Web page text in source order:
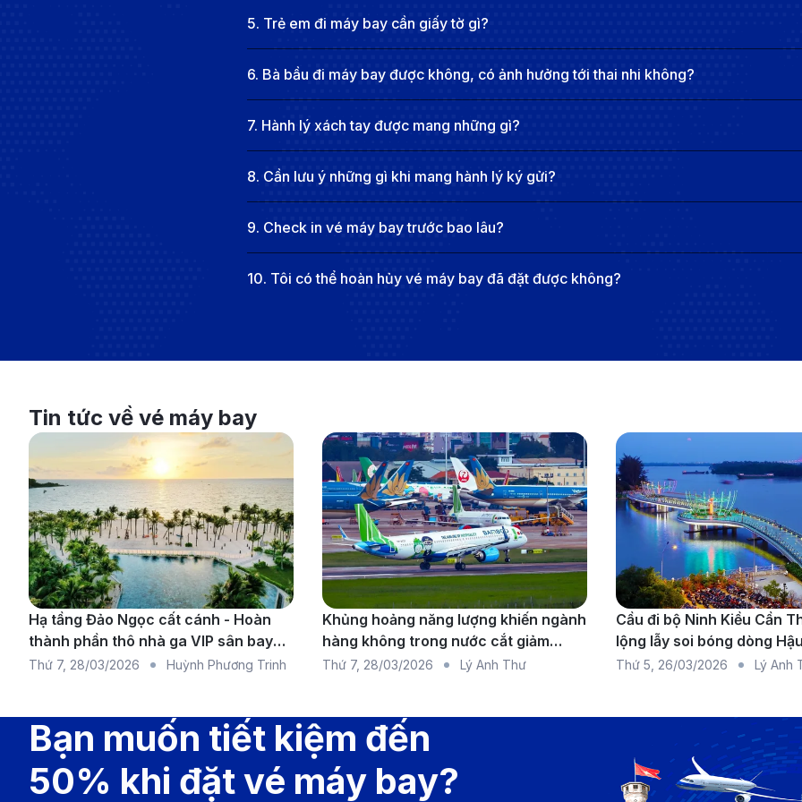
Du khách đến Memphis có thể tham gia nhiều hoạt động thú vị như đi thuyền trên sông Mississippi, khám phá
Kỳ, hoặc chiêm ngưỡng hoàng hôn tuyệt đẹp từ Cầu Hernando de Soto. Khi đêm xuống, thành phố trở nên rực
phố. Memphis thực sự là một điểm đến lý tưởng, nơi bạn có thể tận hưởng sự hòa quyện giữa lịch sử, âm nhạc,
Thông tin các hãng hàng không khai thác chuyến bay đi Memphis
5. Trẻ em đi máy bay cần giấy tờ gì?
6. Bà bầu đi máy bay được không, có ảnh hưởng tới thai nhi không?
7. Hành lý xách tay được mang những gì?
8. Cần lưu ý những gì khi mang hành lý ký gửi?
9. Check in vé máy bay trước bao lâu?
10. Tôi có thể hoàn hủy vé máy bay đã đặt được không?
Tin tức về vé máy bay
Hạ tầng Đảo Ngọc cất cánh - Hoàn
thành phần thô nhà ga VIP sân bay
Phú Quốc
Thứ 7, 28/03/2026 Huỳnh Phương Trinh
Khủng hoảng năng lượng khiến ngành
hàng không trong nước cắt giảm
chuyến bay do thiếu nhiên liệu diện
Thứ 7, 28/03/2026 Lý Anh Thư
Cầu đi bộ Ninh Kiều Cần
lộng lẫy soi bóng dòng
Thứ 5 26/03/2026 Lý Anh
Bạn muốn tiết kiệm đến
50% khi đặt vé máy bay?